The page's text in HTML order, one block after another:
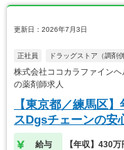
更新日：2026年7月3日
正社員 ドラッグストア（調剤併
株式会社ココカラファイン
の薬剤師求人
【東京都／練馬区
スDgsチェーンの安
給与 【年収】430